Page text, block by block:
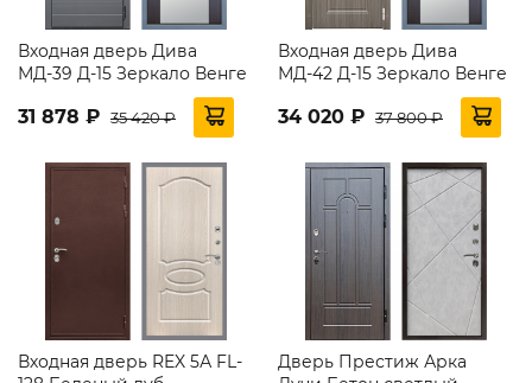
Входная дверь Дива
МД-39 Д-15 Зеркало Венге
31 878 ₽ 35 420 ₽
Входная дверь Дива
МД-42 Д-15 Зеркало Венге
34 020 ₽ 37 800 ₽
Входная дверь REX 5А FL-
Дверь Престиж Арка